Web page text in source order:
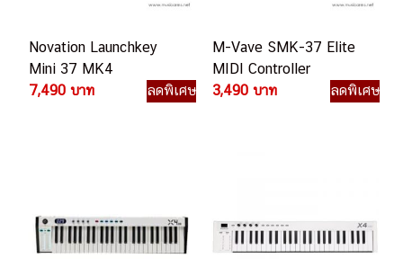
Novation Launchkey
Mini 37 MK4
7,490 บาท
ลดพิเศษ
M-Vave SMK-37 Elite
MIDI Controller
3,490 บาท
ลดพิเศษ